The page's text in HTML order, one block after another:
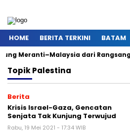
HOME BERITA TERKINI BATAM
dari Rangsang
TopikPalestina
Berita
Krisis Israel-Gaza, Gencatan
Senjata Tak Kunjung Terwujud
Rabu, 19 Mei 2021 - 17:34 WIB